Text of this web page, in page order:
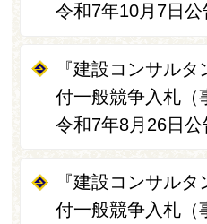
令和7年10月7日公
『建設コンサル
付一般競争入札
令和7年8月26日公
『建設コンサル
付一般競争入札